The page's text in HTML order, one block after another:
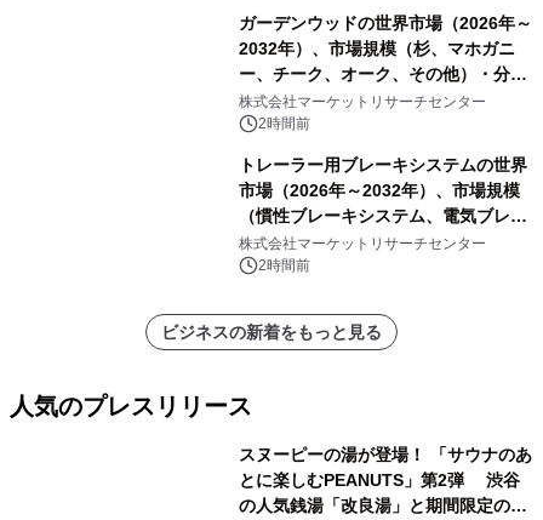
ガーデンウッドの世界市場（2026年～
2032年）、市場規模（杉、マホガニ
ー、チーク、オーク、その他）・分析
レポートを発表
株式会社マーケットリサーチセンター
2時間前
トレーラー用ブレーキシステムの世界
市場（2026年～2032年）、市場規模
（慣性ブレーキシステム、電気ブレー
キシステム、その他）・分析レポート
を発表
株式会社マーケットリサーチセンター
2時間前
ビジネスの新着をもっと見る
人気のプレスリリース
スヌーピーの湯が登場！ 「サウナのあ
とに楽しむPEANUTS」第2弾 渋谷
の人気銭湯「改良湯」と期間限定のコ